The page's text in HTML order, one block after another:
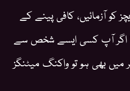
کو آزمائیں، کافی پینے کے
اگر آپ کسی ایسے شخص سے
میں بھی ہو تو واکنگ میٹنگز